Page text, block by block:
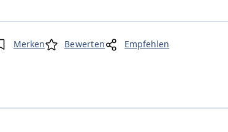
Merken Bewerten Empfehlen